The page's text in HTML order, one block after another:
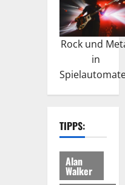
Rock und
in
TIPPS:
Alan
Walker